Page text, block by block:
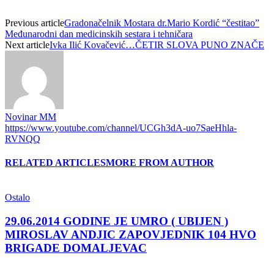
Previous articleGradonačelnik Mostara dr.Mario Kordić “čestitao”
Međunarodni dan medicinskih sestara i tehničara
Next articleIvka Ilić Kovačević…ČETIR SLOVA PUNO ZNAČE
Novinar MM
https://www.youtube.com/channel/UCGh3dA-uo7SaeHhla-
RVNQQ
RELATED ARTICLESMORE FROM AUTHOR
Ostalo
29.06.2014 GODINE JE UMRO ( UBIJEN )
MIROSLAV ANDJIC ZAPOVJEDNIK 104 HVO
BRIGADE DOMALJEVAC